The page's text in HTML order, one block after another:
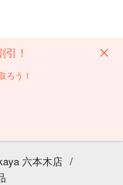
！
ろう！
六本木店 /